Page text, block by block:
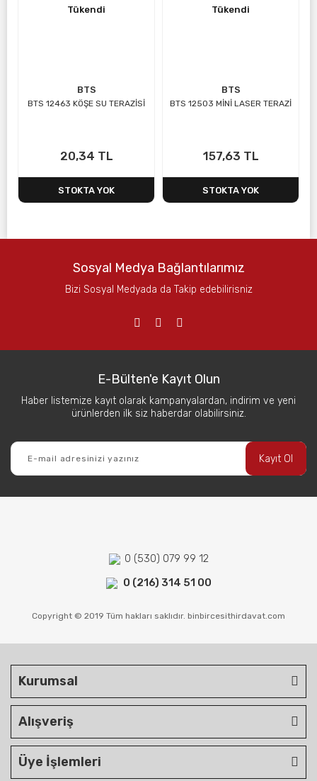
Tükendi
BTS
BTS 12463 KÖŞE SU TERAZİSİ
20,34 TL
STOKTA YOK
Tükendi
BTS
BTS 12503 MİNİ LASER TERAZİ
157,63 TL
STOKTA YOK
Sosyal Medya Bağlantılarımız
Bizi Sosyal Medyada da Takip edebilirisniz
E-Bülten'e Kayıt Olun
Haber listemize kayıt olarak kampanyalardan, indirim ve yeni
ürünlerden ilk siz haberdar olabilirsiniz.
Kayıt Ol
0 (530) 079 99 12
0 (216) 314 51 00
Copyright © 2019 Tüm hakları saklıdır. binbircesithirdavat.com
Kurumsal
Alışveriş
Üye İşlemleri